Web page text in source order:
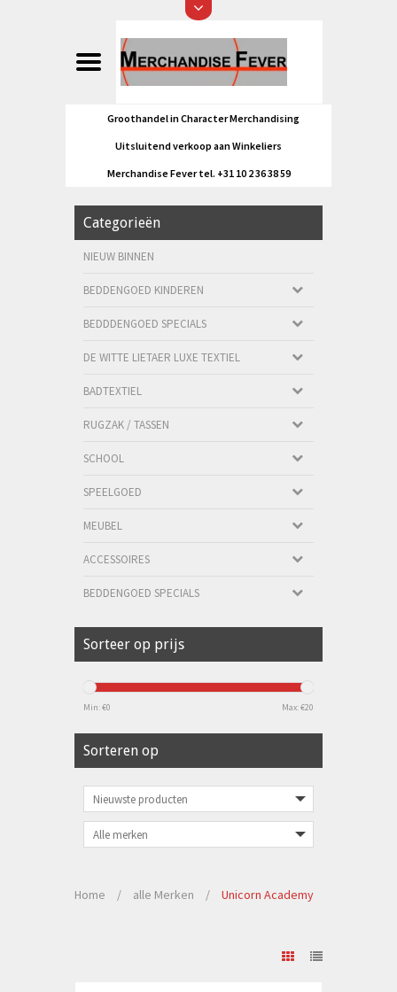
Groothandel in Character Merchandising
Uitsluitend verkoop aan Winkeliers
Merchandise Fever tel. +31 10 2 36 38 59
Categorieën
NIEUW BINNEN
BEDDENGOED KINDEREN
BEDDDENGOED SPECIALS
DE WITTE LIETAER LUXE TEXTIEL
BADTEXTIEL
RUGZAK / TASSEN
SCHOOL
SPEELGOED
MEUBEL
ACCESSOIRES
BEDDENGOED SPECIALS
Sorteer op prijs
Min: €0 Max: €20
Sorteren op
Home / alle Merken / Unicorn Academy